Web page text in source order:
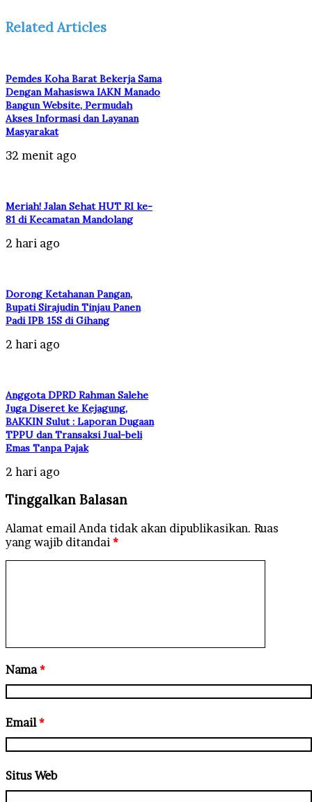
Related Articles
Pemdes Koha Barat Bekerja Sama
Dengan Mahasiswa IAKN Manado
Bangun Website, Permudah
Akses Informasi dan Layanan
Masyarakat
32 menit ago
Meriah! Jalan Sehat HUT RI ke-
81 di Kecamatan Mandolang
2 hari ago
Dorong Ketahanan Pangan,
Bupati Sirajudin Tinjau Panen
Padi IPB 15S di Gihang
2 hari ago
Anggota DPRD Rahman Salehe
Juga Diseret ke Kejagung,
BAKKIN Sulut : Laporan Dugaan
TPPU dan Transaksi Jual-beli
Emas Tanpa Pajak
2 hari ago
Tinggalkan Balasan
Alamat email Anda tidak akan dipublikasikan. Ruas
yang wajib ditandai *
Nama*
Email*
Situs Web